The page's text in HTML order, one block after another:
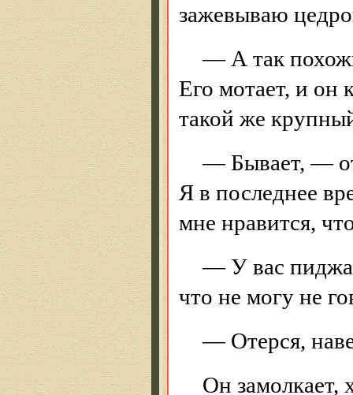
зажевываю
— А так
Его мотает, и он
такой же
— Бывает, —
Я в последнее
мне нравится,
— У вас
что не могу не
— Отерся,
Он замолкает,